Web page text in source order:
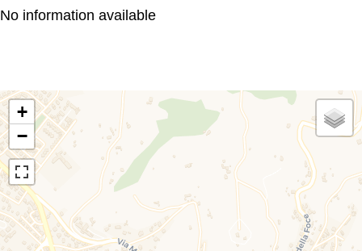
No information available
+
−